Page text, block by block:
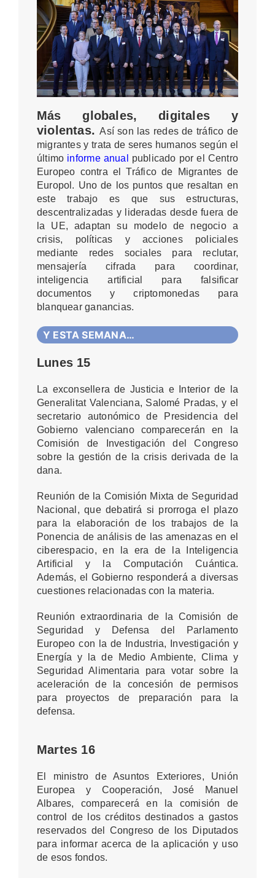
Más globales, digitales y
violentas.Así son las redes de tráfico de
migrantes y trata de seres humanos según el
último informe anual
publicado por el Centro
Europeo contra el Tráfico de Migrantes de
Europol. Uno de los puntos que resaltan en
este trabajo es que sus estructuras,
descentralizadas y lideradas desde fuera de
la UE, adaptan su modelo de negocio a
crisis, políticas y acciones policiales
mediante redes sociales para reclutar,
mensajería cifrada para coordinar,
inteligencia artificial para falsificar
documentos y criptomonedas para
blanquear ganancias.
Y ESTA SEMANA…
Lunes 15
La exconsellera de Justicia e Interior de la
Generalitat Valenciana, Salomé Pradas, y el
secretario autonómico de Presidencia del
Gobierno valenciano comparecerán en la
Comisión de Investigación del Congreso
sobre la gestión de la crisis derivada de la
dana.
Reunión de la Comisión Mixta de Seguridad
Nacional, que debatirá si prorroga el plazo
para la elaboración de los trabajos de la
Ponencia de análisis de las amenazas en el
ciberespacio, en la era de la Inteligencia
Artificial y la Computación Cuántica.
Además, el Gobierno responderá a diversas
cuestiones relacionadas con la materia.
Reunión extraordinaria de la Comisión de
Seguridad y Defensa del Parlamento
Europeo con la de Industria, Investigación y
Energía y la de Medio Ambiente, Clima y
Seguridad Alimentaria para votar sobre la
aceleración de la concesión de permisos
para proyectos de preparación para la
defensa.
Martes 16
El ministro de Asuntos Exteriores, Unión
Europea y Cooperación, José Manuel
Albares, comparecerá en la comisión de
control de los créditos destinados a gastos
reservados del Congreso de los Diputados
para informar acerca de la aplicación y uso
de esos fondos.